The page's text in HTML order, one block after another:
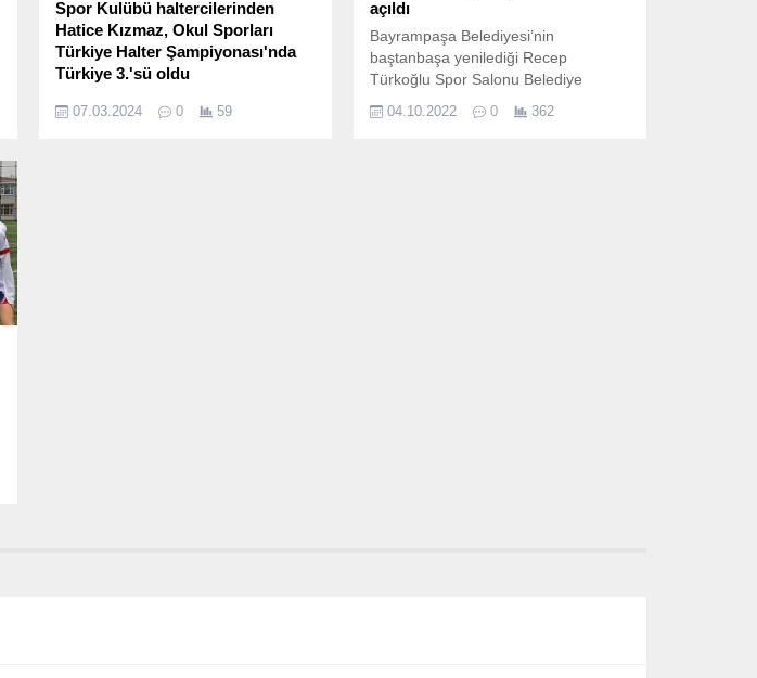
Spor Kulübü haltercilerinden
Hatice Kızmaz, Okul Sporları
Türkiye Halter Şampiyonası'nda
Türkiye 3.'sü oldu
tarafından düzenlenen Genç Kızlar A-
07.03.2024 0 59
açıldı
Bayrampaşa Belediyesi’nin
baştanbaşa yenilediği Recep
Türkoğlu Spor Salonu Belediye
törenle hizmete açıldı.
04.10.2022 0 362